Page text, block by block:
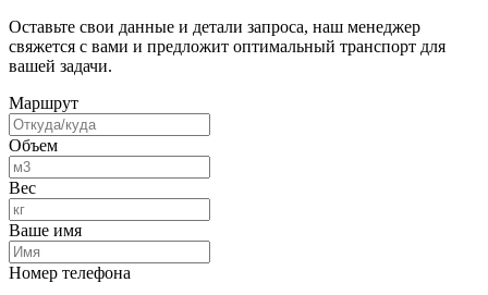
Оставьте свои данные и детали запроса, наш менеджер
свяжется с вами и предложит оптимальный транспорт для
вашей задачи.
Маршрут
Объем
Вес
Ваше имя
Номер телефона